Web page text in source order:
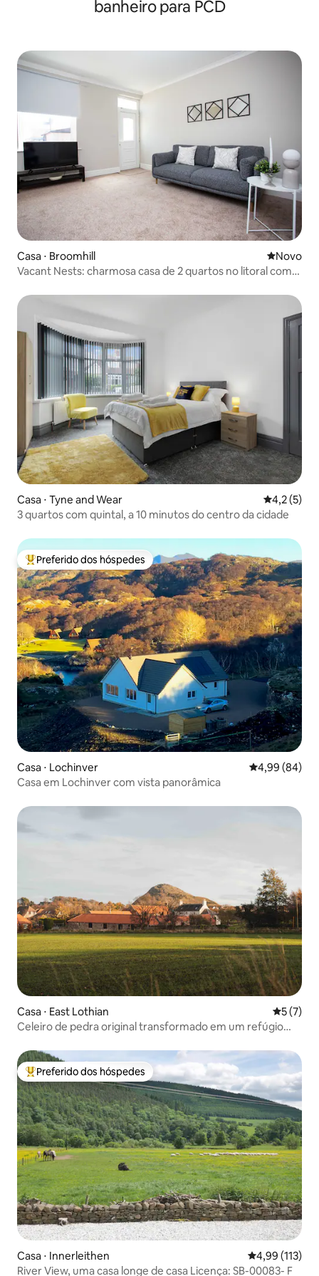
banheiro para PCD
Casa ⋅ Broomhill Novo
Novo
Vacant Nests: charmosa casa de 2 quartos no litoral com
Casa ⋅ Tyne and Wear 4,2 de
4,2 (5)
3 quartos com quintal, a 10 minutos do centro da cidade
Entre os melhores preferidos dos hóspedes
Preferido dos hóspedes
Casa ⋅ Lochinver 4,99 de uma
4,99 (84)
Casa em Lochinver com vista panorâmica
Casa ⋅ East Lothian 5 de
5 (7)
Celeiro de pedra original transformado em um refúgio
Entre os melhores preferidos dos hóspedes
Preferido dos hóspedes
Casa ⋅ Innerleithen 4,99 de uma
4,99 (113)
River View, uma casa longe de casa Licença: SB-00083- F